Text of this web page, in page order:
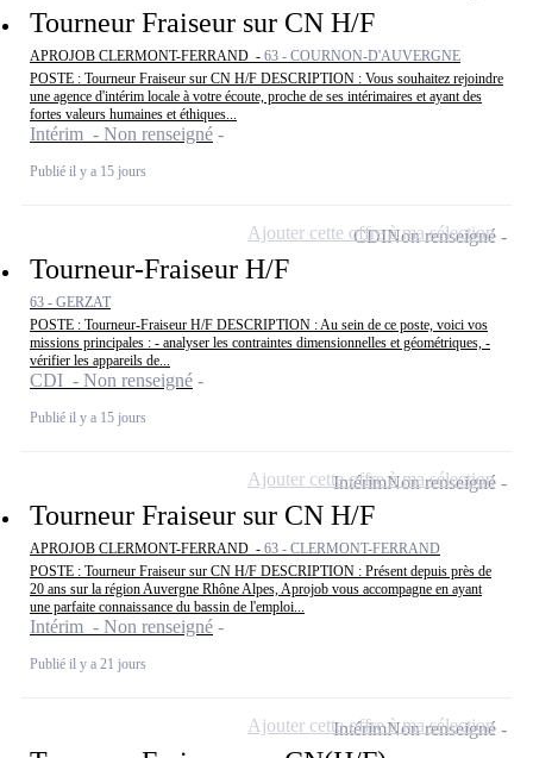
Tourneur Fraiseur sur CN H/F
APROJOB CLERMONT-FERRAND - 63 - COURNON-D'AUVERGNE
POSTE : Tourneur Fraiseur sur CN H/F DESCRIPTION : Vous souhaitez rejoindre
une agence d'intérim locale à votre écoute, proche de ses intérimaires et ayant des
fortes valeurs humaines et éthiques...
Intérim - Non renseigné
Publié il y a 15 jours
Tourneur-Fraiseur H/F
63 - GERZAT
POSTE : Tourneur-Fraiseur H/F DESCRIPTION : Au sein de ce poste, voici vos
missions principales : - analyser les contraintes dimensionnelles et géométriques, -
vérifier les appareils de...
CDI - Non renseigné
Publié il y a 15 jours
CDINon renseigné
Ajouter cette offre à ma sélection
Tourneur Fraiseur sur CN H/F
APROJOB CLERMONT-FERRAND - 63 - CLERMONT-FERRAND
POSTE : Tourneur Fraiseur sur CN H/F DESCRIPTION : Présent depuis près de
20 ans sur la région Auvergne Rhône Alpes, Aprojob vous accompagne en ayant
une parfaite connaissance du bassin de l'emploi...
Intérim - Non renseigné
Publié il y a 21 jours
IntérimNon renseigné
Ajouter cette offre à ma sélection
IntérimNon renseigné
Ajouter cette offre à ma sélection